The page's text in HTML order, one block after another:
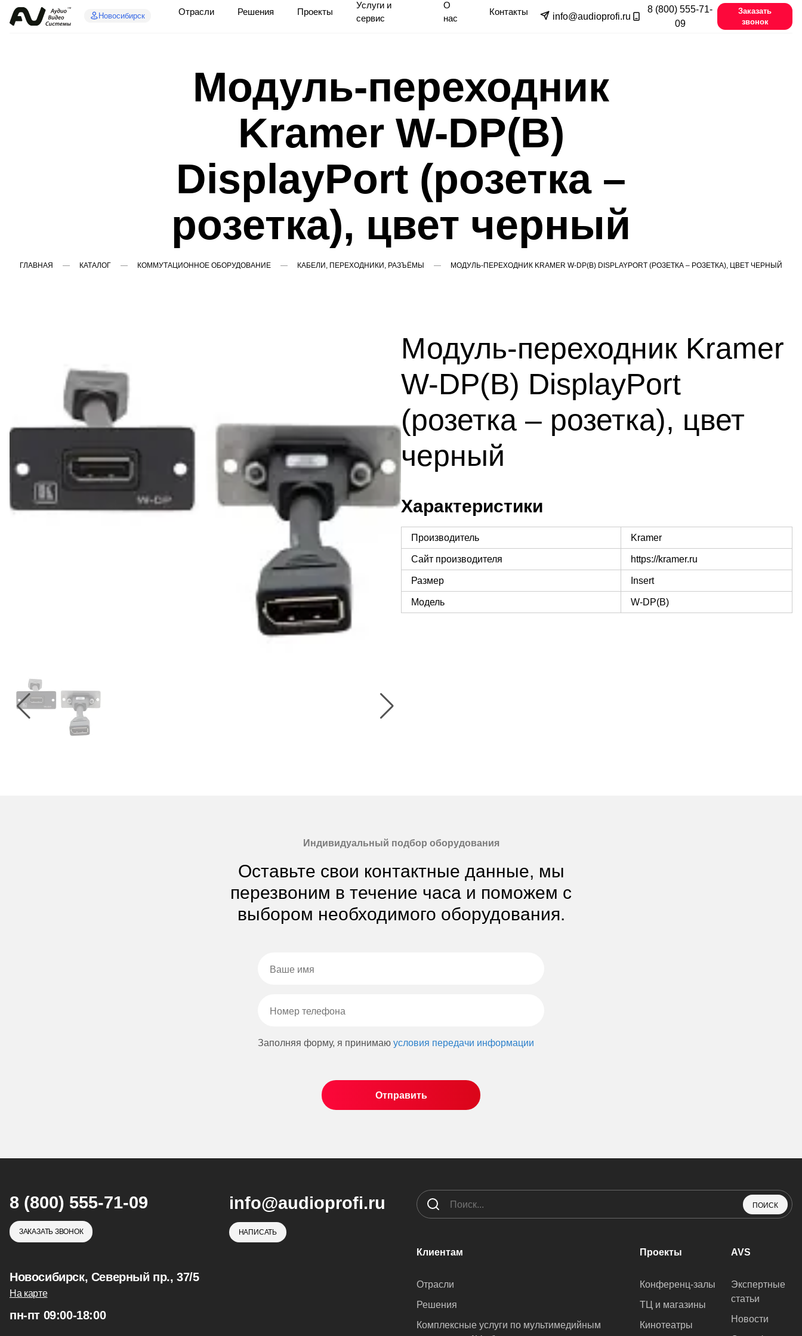
Новосибирск Отрасли Решения Проекты
Услуги и
сервис
О
нас
Контакты info@audioprofi.ru
8 (800) 555-71-
09
Заказать
звонок
Модуль-переходник
Kramer W-DP(B)
DisplayPort (розетка –
розетка), цвет черный
ГЛАВНАЯ КАТАЛОГ КОММУТАЦИОННОЕ ОБОРУДОВАНИЕ КАБЕЛИ, ПЕРЕХОДНИКИ, РАЗЪЁМЫ МОДУЛЬ-ПЕРЕХОДНИК KRAMER W-DP(B) DISPLAYPORT (РОЗЕТКА – РОЗЕТКА), ЦВЕТ ЧЕРНЫЙ
Модуль-переходник Kramer
W-DP(B) DisplayPort
(розетка – розетка), цвет
черный
Характеристики
Производитель Kramer
Сайт производителя https://kramer.ru
Размер Insert
Модель W-DP(B)
Индивидуальный подбор оборудования
Оставьте свои контактные данные, мы
перезвоним в течение часа и поможем с
выбором необходимого оборудования.
Заполняя форму, я принимаю условия передачи информации
8 (800) 555-71-09
ЗАКАЗАТЬ ЗВОНОК
info@audioprofi.ru
НАПИСАТЬ
Новосибирск, Северный пр., 37/5
На карте
пн-пт 09:00-18:00
ПОИСК
Клиентам
Отрасли
Решения
Комплексные услуги по мультимедийным
Проекты
Конференц-залы
ТЦ и магазины
Кинотеатры
AVS
Экспертные
статьи
Новости